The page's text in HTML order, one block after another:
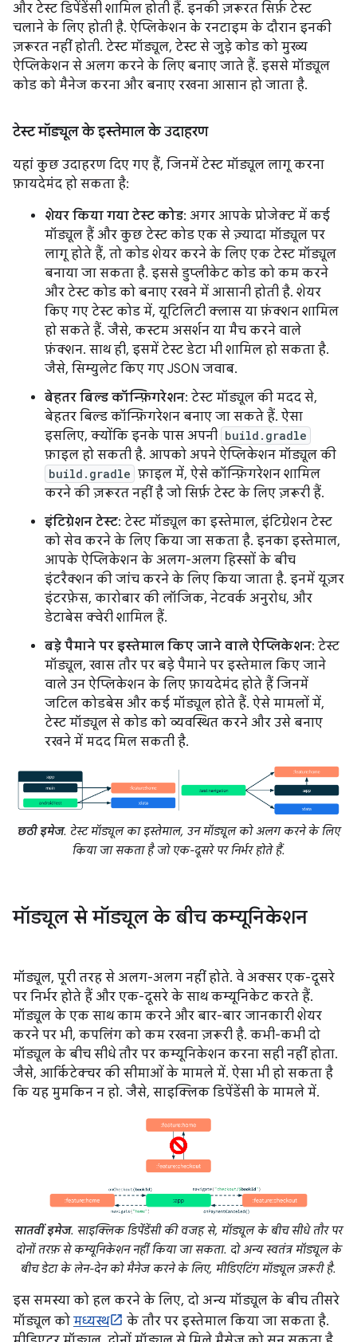
और टेस्ट डिपेंडेंसी शामिल होती हैं. इनकी ज़रूरत सिर्फ़ टेस्ट
चलाने के लिए होती है. ऐप्लिकेशन के रनटाइम के दौरान इनकी
ज़रूरत नहीं होती. टेस्ट मॉड्यूल, टेस्ट से जुड़े कोड को मुख्य
ऐप्लिकेशन से अलग करने के लिए बनाए जाते हैं. इससे मॉड्यूल
कोड को मैनेज करना और बनाए रखना आसान हो जाता है.
टेस्ट मॉड्यूल के इस्तेमाल के उदाहरण
यहां कुछ उदाहरण दिए गए हैं, जिनमें टेस्ट मॉड्यूल लागू करना
फ़ायदेमंद हो सकता है:
शेयर किया गया टेस्ट कोड: अगर आपके प्रोजेक्ट में कई
मॉड्यूल हैं और कुछ टेस्ट कोड एक से ज़्यादा मॉड्यूल पर
लागू होते हैं, तो कोड शेयर करने के लिए एक टेस्ट मॉड्यूल
बनाया जा सकता है. इससे डुप्लीकेट कोड को कम करने
और टेस्ट कोड को बनाए रखने में आसानी होती है. शेयर
किए गए टेस्ट कोड में, यूटिलिटी क्लास या फ़ंक्शन शामिल
हो सकते हैं. जैसे, कस्टम असर्शन या मैच करने वाले
फ़ंक्शन. साथ ही, इसमें टेस्ट डेटा भी शामिल हो सकता है.
जैसे, सिम्युलेट किए गए JSON जवाब.
बेहतर बिल्ड कॉन्फ़िगरेशन: टेस्ट मॉड्यूल की मदद से,
बेहतर बिल्ड कॉन्फ़िगरेशन बनाए जा सकते हैं. ऐसा
इसलिए, क्योंकि इनके पास अपनी build.gradle
फ़ाइल हो सकती है. आपको अपने ऐप्लिकेशन मॉड्यूल की
build.gradle फ़ाइल में, ऐसे कॉन्फ़िगरेशन शामिल
करने की ज़रूरत नहीं है जो सिर्फ़ टेस्ट के लिए ज़रूरी हैं.
इंटिग्रेशन टेस्ट: टेस्ट मॉड्यूल का इस्तेमाल, इंटिग्रेशन टेस्ट
को सेव करने के लिए किया जा सकता है. इनका इस्तेमाल,
आपके ऐप्लिकेशन के अलग-अलग हिस्सों के बीच
इंटरैक्शन की जांच करने के लिए किया जाता है. इनमें यूज़र
इंटरफ़ेस, कारोबार की लॉजिक, नेटवर्क अनुरोध, और
डेटाबेस क्वेरी शामिल हैं.
बड़े पैमाने पर इस्तेमाल किए जाने वाले ऐप्लिकेशन: टेस्ट
मॉड्यूल, खास तौर पर बड़े पैमाने पर इस्तेमाल किए जाने
वाले उन ऐप्लिकेशन के लिए फ़ायदेमंद होते हैं जिनमें
जटिल कोडबेस और कई मॉड्यूल होते हैं. ऐसे मामलों में,
टेस्ट मॉड्यूल से कोड को व्यवस्थित करने और उसे बनाए
रखने में मदद मिल सकती है.
छठी इमेज. टेस्ट मॉड्यूल का इस्तेमाल, उन मॉड्यूल को अलग करने के लिए
किया जा सकता है जो एक-दूसरे पर निर्भर होते हैं.
मॉड्यूल से मॉड्यूल के बीच कम्यूनिकेशन
मॉड्यूल, पूरी तरह से अलग-अलग नहीं होते. वे अक्सर एक-दूसरे
पर निर्भर होते हैं और एक-दूसरे के साथ कम्यूनिकेट करते हैं.
मॉड्यूल के एक साथ काम करने और बार-बार जानकारी शेयर
करने पर भी, कपलिंग को कम रखना ज़रूरी है. कभी-कभी दो
मॉड्यूल के बीच सीधे तौर पर कम्यूनिकेशन करना सही नहीं होता.
जैसे, आर्किटेक्चर की सीमाओं के मामले में. ऐसा भी हो सकता है
कि यह मुमकिन न हो. जैसे, साइक्लिक डिपेंडेंसी के मामले में.
सातवीं इमेज. साइक्लिक डिपेंडेंसी की वजह से, मॉड्यूल के बीच सीधे तौर पर
दोनों तरफ़ से कम्यूनिकेशन नहीं किया जा सकता. दो अन्य स्वतंत्र मॉड्यूल के
बीच डेटा के लेन-देन को मैनेज करने के लिए, मीडिएटिंग मॉड्यूल ज़रूरी है.
इस समस्या को हल करने के लिए, दो अन्य मॉड्यूल के बीच तीसरे
मॉड्यूल को मध्यस्थ
के तौर पर इस्तेमाल किया जा सकता है.